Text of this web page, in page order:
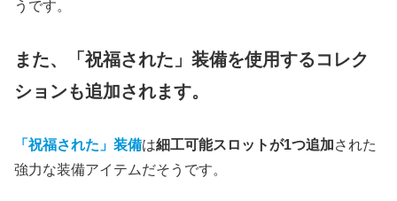
うです。
また、「祝福された」装備を使用するコレク
ションも追加されます。
「祝福された」装備は細工可能スロットが1つ追加された
強力な装備アイテムだそうです。